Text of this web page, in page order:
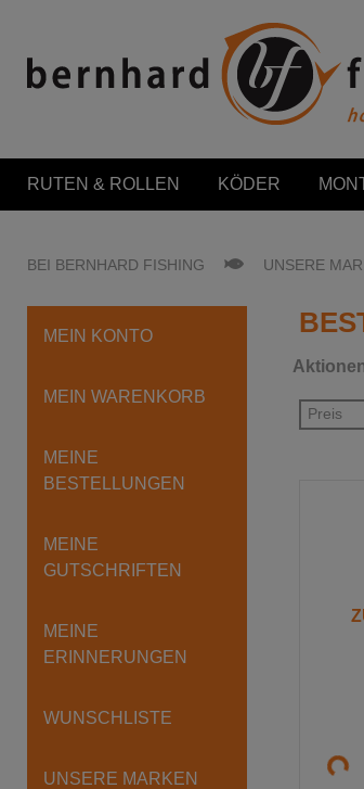
RUTEN & ROLLEN KÖDER
BEI BERNHARD FISHING UNSERE
MEIN KONTO
MEIN WARENKORB
MEINE
BESTELLUNGEN
MEINE
GUTSCHRIFTEN
MEINE
ERINNERUNGEN
WUNSCHLISTE
UNSERE MARKEN
Preis